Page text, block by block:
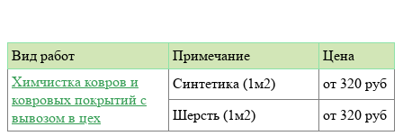
Вид работ Примечание
Цена
Химчистка ковров и
ковровых покрытий с
вывозом в цех
Синтетика (1м2)
от 320 руб
Шерсть (1м2)
от 320 руб